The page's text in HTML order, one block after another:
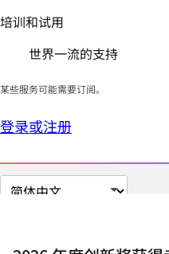
培训和试用
世界一流的支持
某些服务可能需要订阅。
登录或注册
切